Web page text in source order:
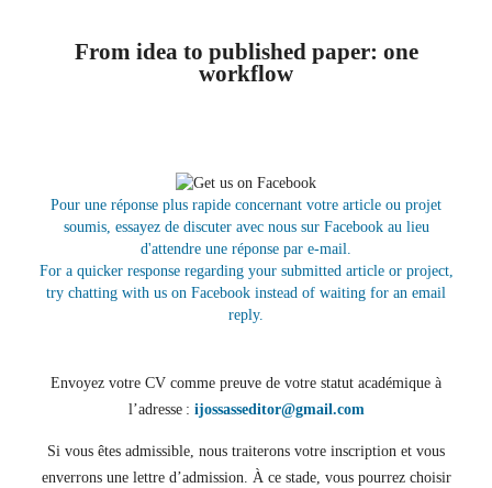
From idea to published paper: one
workflow
Pour une réponse plus rapide concernant votre article ou projet
soumis, essayez de discuter avec nous sur Facebook au lieu
d'attendre une réponse par e-mail.
For a quicker response regarding your submitted article or project,
try chatting with us on Facebook instead of waiting for an email
reply.
Envoyez votre CV comme preuve de votre statut académique à
l’adresse : ijossasseditor@gmail.com
Si vous êtes admissible, nous traiterons votre inscription et vous
enverrons une lettre d’admission. À ce stade, vous pourrez choisir